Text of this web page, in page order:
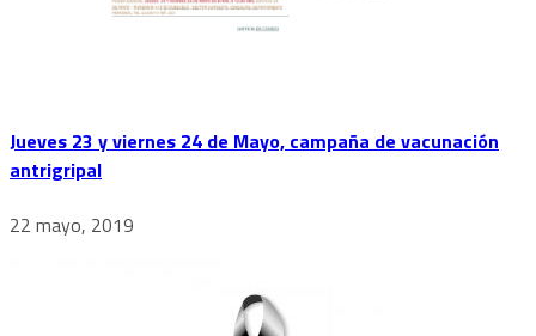
Jueves 23 y viernes 24 de Mayo, campaña de vacunación
antrigripal
22 mayo, 2019